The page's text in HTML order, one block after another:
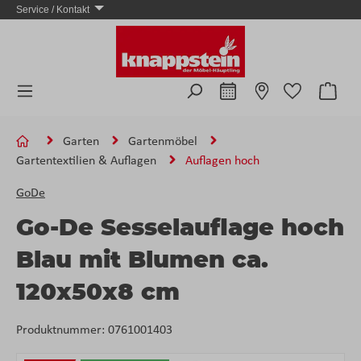
Zum Hauptinhalt springen
Service / Kontakt
Garten
Gartenmöbel
Gartentextilien & Auflagen
Auflagen hoch
GoDe
Go-De Sesselauflage hoch
Blau mit Blumen ca.
120x50x8 cm
Produktnummer: 0761001403